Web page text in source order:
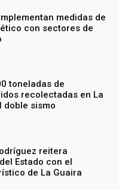
medidas de
con sectores de
toneladas de
recolectadas en La
doble sismo
reitera
Estado con el
de La Guaira